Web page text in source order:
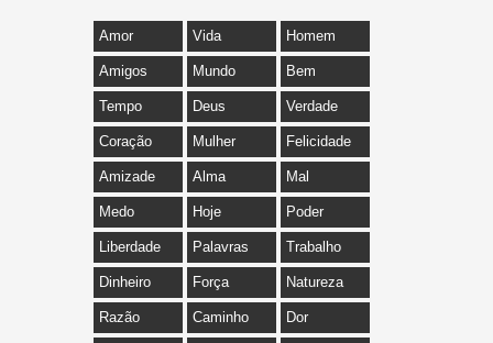
Amor Vida Homem
Amigos Mundo Bem
Tempo Deus Verdade
Coração Mulher Felicidade
Amizade Alma Mal
Medo Hoje Poder
Liberdade Palavras Trabalho
Dinheiro Força Natureza
Razão Caminho Dor